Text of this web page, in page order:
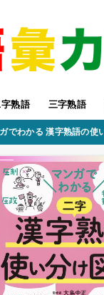
熟語 三字熟語
ガでわかる 漢字熟語の使